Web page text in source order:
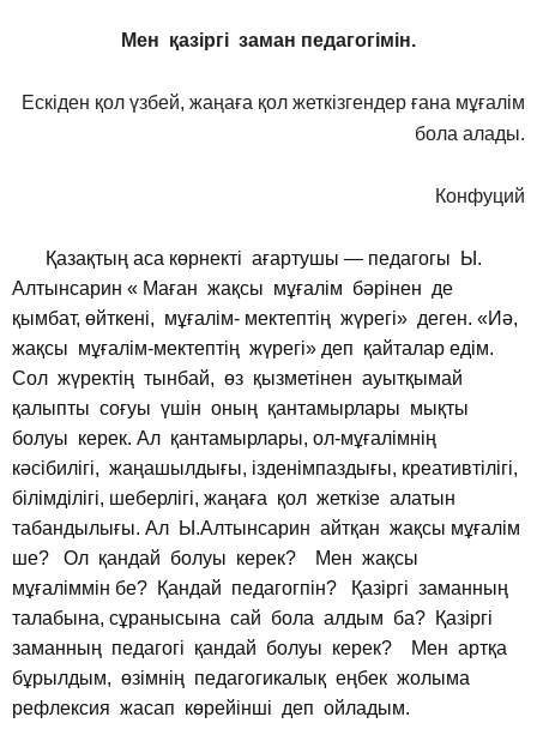
Мен қазіргі заман педагогімін.
Ескіден қол үзбей, жаңаға қол жеткізгендер ғана мұғалім
бола алады.
Конфуций
Қазақтың аса көрнекті ағартушы — педагогы Ы.
Алтынсарин « Маған жақсы мұғалім бәрінен де
қымбат, өйткені, мұғалім- мектептің жүрегі» деген. «Иә,
жақсы мұғалім-мектептің жүрегі» деп қайталар едім.
Сол жүректің тынбай, өз қызметінен ауытқымай
қалыпты соғуы үшін оның қантамырлары мықты
болуы керек. Ал қантамырлары, ол-мұғалімнің
кәсібилігі, жаңашылдығы, ізденімпаздығы, креативтілігі,
білімділігі, шеберлігі, жаңаға қол жеткізе алатын
табандылығы. Ал Ы.Алтынсарин айтқан жақсы мұғалім
ше? Ол қандай болуы керек? Мен жақсы
мұғаліммін бе? Қандай педагогпін? Қазіргі заманның
талабына, сұранысына сай бола алдым ба? Қазіргі
заманның педагогі қандай болуы керек? Мен артқа
бұрылдым, өзімнің педагогикалық еңбек жолыма
рефлексия жасап көрейінші деп ойладым.